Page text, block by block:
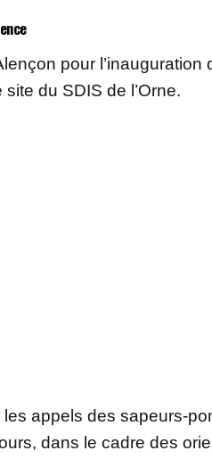
pour l’inauguration
du SDIS de l’Orne.
appels des sapeurs-
dans le cadre des